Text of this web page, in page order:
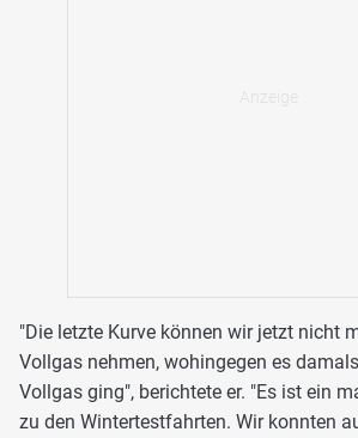
"Die letzte Kurve können wir jetzt nicht
Vollgas nehmen, wohingegen es
Vollgas ging", berichtete er. "Es ist ein
zu den Wintertestfahrten. Wir konnten